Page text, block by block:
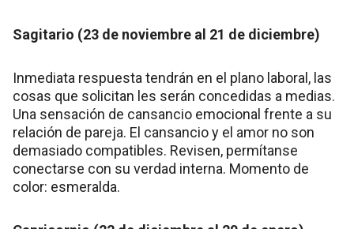
Sagitario (23 de noviembre al 21 de diciembre)
Inmediata respuesta tendrán en el plano laboral, las
cosas que solicitan les serán concedidas a medias.
Una sensación de cansancio emocional frente a su
relación de pareja. El cansancio y el amor no son
demasiado compatibles. Revisen, permítanse
conectarse con su verdad interna. Momento de
color: esmeralda.